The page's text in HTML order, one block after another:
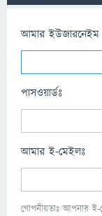
আমার ইউজারনেইম
পাসওয়ার্ডঃ
আমার ই-মেইলঃ
গোপনীয়তাঃ আপনার ই-